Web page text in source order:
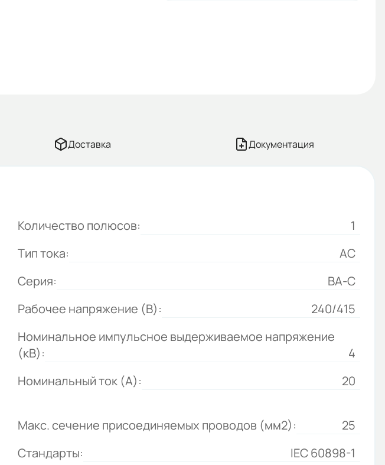
Доставка Документация
Количество полюсов:
1
Тип тока:
AC
Серия:
ВА-C
Рабочее напряжение (В): 240/415
Номинальное импульсное выдерживаемое напряжение
(кВ):
4
Номинальный ток (А):
20
Макс. сечение присоединяемых проводов (мм2):
25
Стандарты:
IEC 60898-1